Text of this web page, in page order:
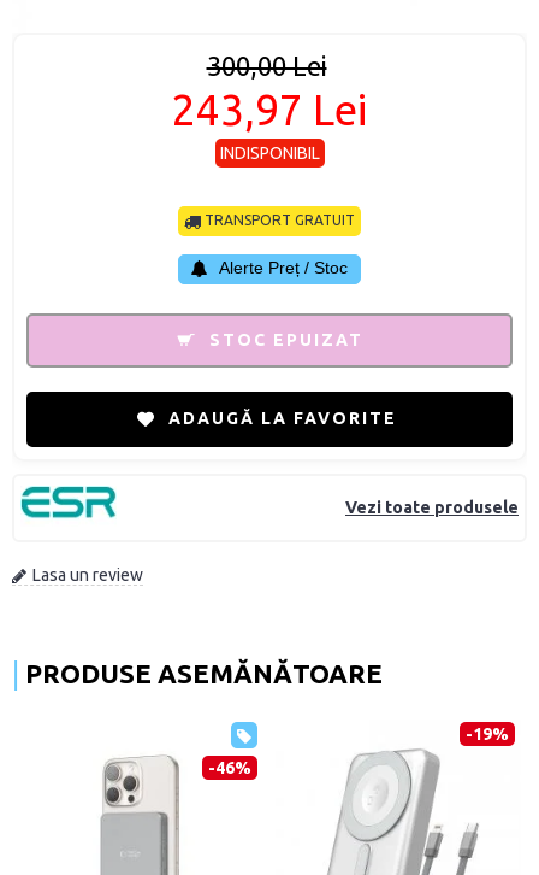
Vezi toate produsele
Lasa un review
300,00 Lei
243,97 Lei
INDISPONIBIL
TRANSPORT GRATUIT
Alerte Preț / Stoc
STOC EPUIZAT
ADAUGĂ LA FAVORITE
PRODUSE ASEMĂNĂTOARE
-46%
-19%